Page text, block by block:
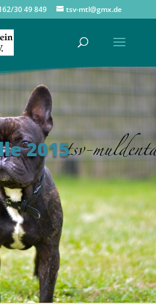
30 49 849 tsv-mtl@gmx.de
2015